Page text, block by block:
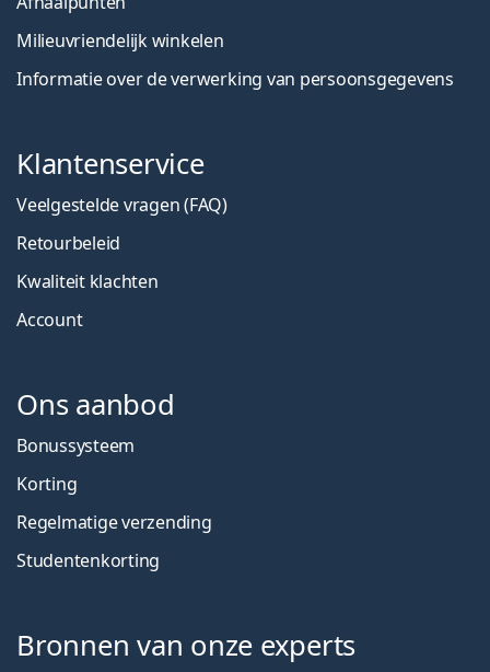
Milieuvriendelijk winkelen
Informatie over de verwerking van persoonsgegevens
Klantenservice
Veelgestelde vragen (FAQ)
Retourbeleid
Kwaliteit klachten
Account
Ons aanbod
Bonussysteem
Korting
Regelmatige verzending
Studentenkorting
Bronnen van onze experts